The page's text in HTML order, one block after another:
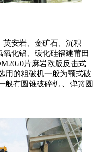
英安岩、金矿石、沉积
化铝、碳化硅福建莆田
片麻岩欧版反击式
用的粗破机一般为颚式破
般有圆锥破碎机 、弹簧圆